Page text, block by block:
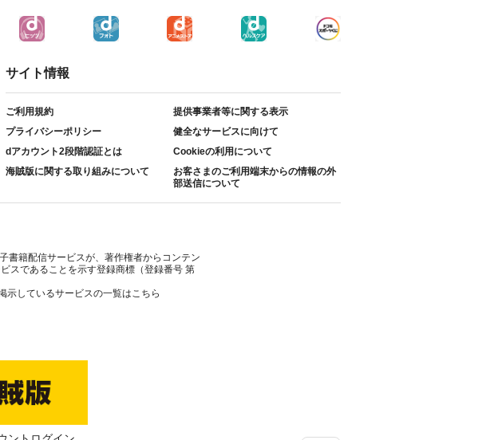
サイト情報
ご利用規約
提供事業者等に関する表示
プライバシーポリシー
健全なサービスに向けて
dアカウント2段階認証とは
Cookieの利用について
海賊版に関する取り組みについて
お客さまのご利用端末からの情報の外
部送信について
書籍配信サービスが、著作権者からコンテン
スであることを示す登録商標（登録番号 第
示しているサービスの一覧はこちら